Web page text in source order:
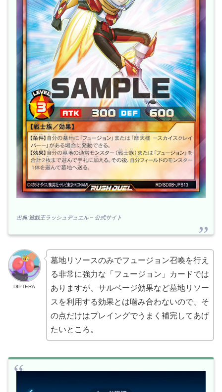
出典:遊戯王ラッシュデュエル – 公式サイト
DIPTERA
墓地リソースのみでフュージョン召喚を行え
る非常に強力な「フュージョン」カードでは
ありますが、サルベージ効果など墓地リソー
スを利用する効果とは噛み合わないので、そ
の点だけはプレイングでうまく補完してあげ
たいところ。